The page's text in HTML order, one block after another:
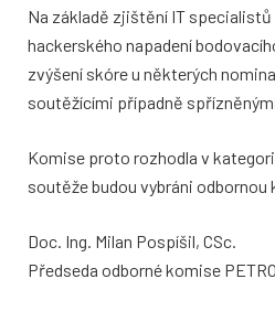
Na základě zjištění IT
hackerského napadení
zvýšení skóre u některých
soutěžícími případně
Komise proto rozhodla v
soutěže budou vybráni odbornou
Doc. Ing. Milan Pospíšil, CSc.
Předseda odborné komise